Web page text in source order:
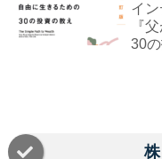
イ
『
30